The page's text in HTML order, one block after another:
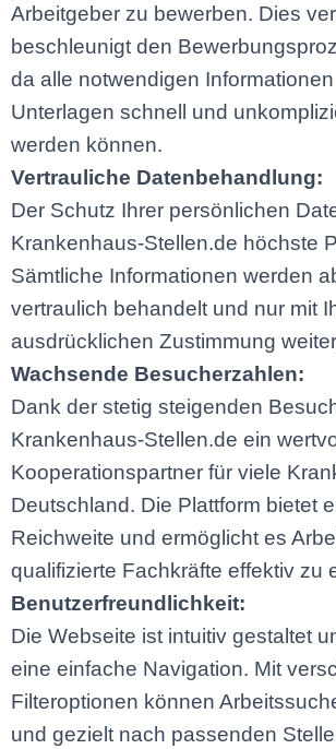
Arbeitgeber zu bewerben. Dies
beschleunigt den
da alle notwendigen Informationen
Unterlagen schnell und
werden können.
Vertrauliche Datenbehandlung:
Der Schutz Ihrer persönlichen
Krankenhaus-Stellen.de höchste
Sämtliche Informationen werden
vertraulich behandelt und nur mit
ausdrücklichen Zustimmung
Wachsende Besucherzahlen:
Dank der stetig steigenden
Krankenhaus-Stellen.de ein
Kooperationspartner für viele
Deutschland. Die Plattform bietet
Reichweite und ermöglicht es
qualifizierte Fachkräfte effektiv zu
Benutzerfreundlichkeit:
Die Webseite ist intuitiv gestaltet
eine einfache Navigation. Mit
Filteroptionen können
und gezielt nach passenden